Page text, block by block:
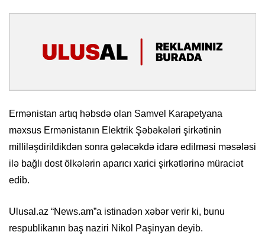
Ermənistan artıq həbsdə olan Samvel Karapetyana
məxsus Ermənistanın Elektrik Şəbəkələri şirkətinin
milliləşdirildikdən sonra gələcəkdə idarə edilməsi məsələsi
ilə bağlı dost ölkələrin aparıcı xarici şirkətlərinə müraciət
edib.
Ulusal.az “News.am”a istinadən xəbər verir ki, bunu
respublikanın baş naziri Nikol Paşinyan deyib.